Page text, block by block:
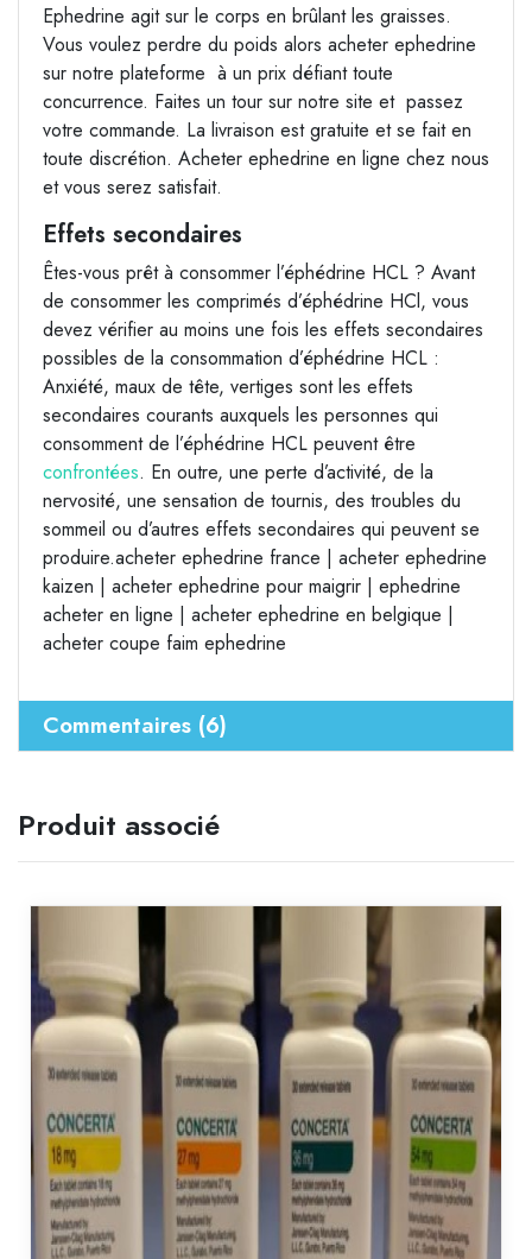
Ephedrine agit sur le corps en brûlant les graisses.
Vous voulez perdre du poids alors acheter ephedrine
sur notre plateforme à un prix défiant toute
concurrence. Faites un tour sur notre site et passez
votre commande. La livraison est gratuite et se fait en
toute discrétion. Acheter ephedrine en ligne chez nous
et vous serez satisfait.
Effets secondaires
Êtes-vous prêt à consommer l’éphédrine HCL ? Avant
de consommer les comprimés d’éphédrine HCl, vous
devez vérifier au moins une fois les effets secondaires
possibles de la consommation d’éphédrine HCL :
Anxiété, maux de tête, vertiges sont les effets
secondaires courants auxquels les personnes qui
consomment de l’éphédrine HCL peuvent être
confrontées. En outre, une perte d’activité, de la
nervosité, une sensation de tournis, des troubles du
sommeil ou d’autres effets secondaires qui peuvent se
produire.acheter ephedrine france | acheter ephedrine
kaizen | acheter ephedrine pour maigrir | ephedrine
acheter en ligne | acheter ephedrine en belgique |
acheter coupe faim ephedrine
Commentaires (6)
Produit associé